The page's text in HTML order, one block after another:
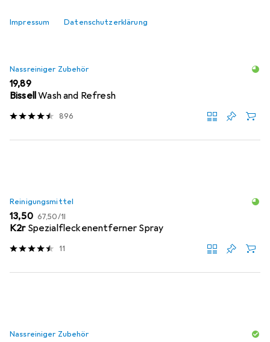
Impressum Datenschutzerklärung
Nassreiniger Zubehör
EUR
19,89
BissellWash and Refresh
896
Reinigungsmittel
EUR
13,50 EUR
67,50/1l
K2r Spezialfleckenentferner Spray
11
Nassreiniger Zubehör